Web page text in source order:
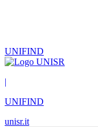
UNIFIND
|
UNIFIND
unisr.it